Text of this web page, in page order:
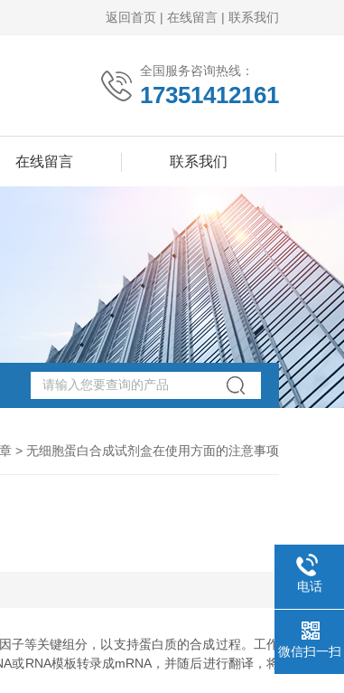
返回首页 | 在线留言 | 联系我们
全国服务咨询热线：
17351412161
在线留言 联系我们
> 无细胞蛋白合成试剂盒在使用方面的注意事项
子等关键组分，以支持蛋白质的合成过程。工作
或RNA模板转录成mRNA，并随后进行翻译，将
电话
微信扫一扫